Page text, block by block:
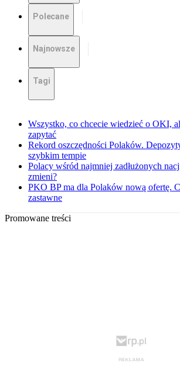
Polecane
Najnowsze
Tagi
Wszystko, co chcecie wiedzieć o OKI,
zapytać
Rekord oszczędności Polaków.
szybkim tempie
Polacy wśród najmniej zadłużonych
zmieni?
PKO BP ma dla Polaków nową ofertę.
zastawne
Promowane treści